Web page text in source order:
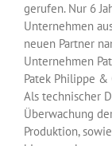
gerufen. Nur 6
Unternehmen
neuen Partner
Unternehmen
Patek Philippe &
Als technischer
Überwachung
Produktion,